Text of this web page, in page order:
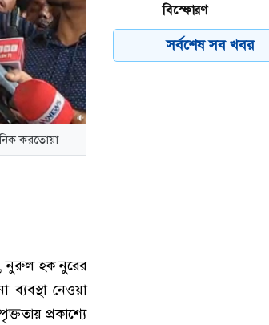
করতোয়া।
নুরুল হক নুরের
নেওয়া
প্রকাশ্যে
বিস্ফোরণ
বগুড়া মহানগরে ১১ দলের
৪
সর্বশেষ সব খবর